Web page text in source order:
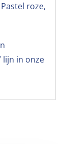
roze,
lijn in onze